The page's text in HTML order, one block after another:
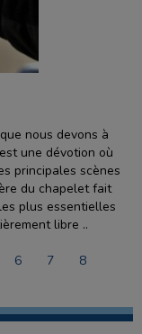
nous devons à
une dévotion où
principales scènes
du chapelet fait
plus essentielles
libre ..
6 7 8